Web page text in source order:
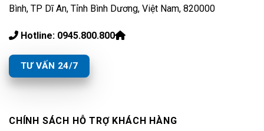
Bình, TP Dĩ An, Tỉnh Bình Dương, Việt Nam, 820000
Hotline: 0945.800.800
TƯ VẤN 24/7
CHÍNH SÁCH HỖ TRỢ KHÁCH HÀNG